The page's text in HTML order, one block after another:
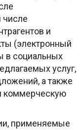
числе
и
(электронный
в социальных
услуг,
а также
коммерческую
применяемые